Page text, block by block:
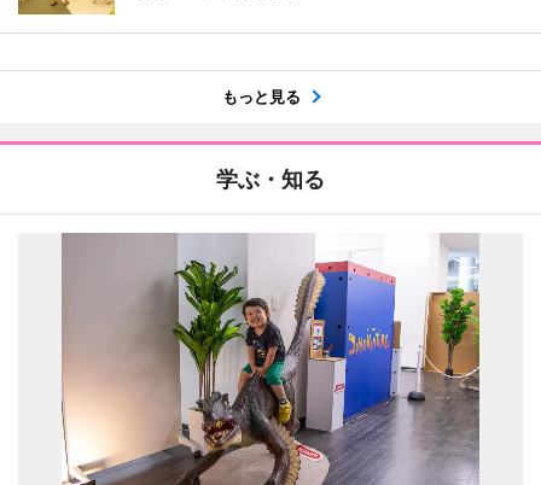
もっと見る
学ぶ・知る